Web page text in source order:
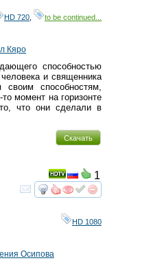
HD 720 to be continued...
Кяро
способностью
и священника
способностям,
момент на горизонте
что они сделали в
Скачать
смотретьинтересует
1
HD 1080
Осипова